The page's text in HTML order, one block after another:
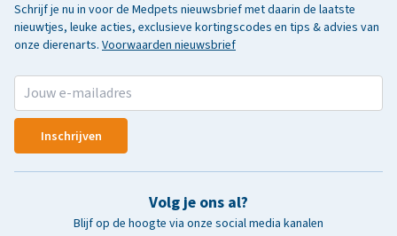
Schrijf je nu in voor de Medpets nieuwsbrief met daarin de laatste
nieuwtjes, leuke acties, exclusieve kortingscodes en tips & advies van
onze dierenarts. Voorwaarden nieuwsbrief
Inschrijven
Volg je ons al?
Blijf op de hoogte via onze social media kanalen